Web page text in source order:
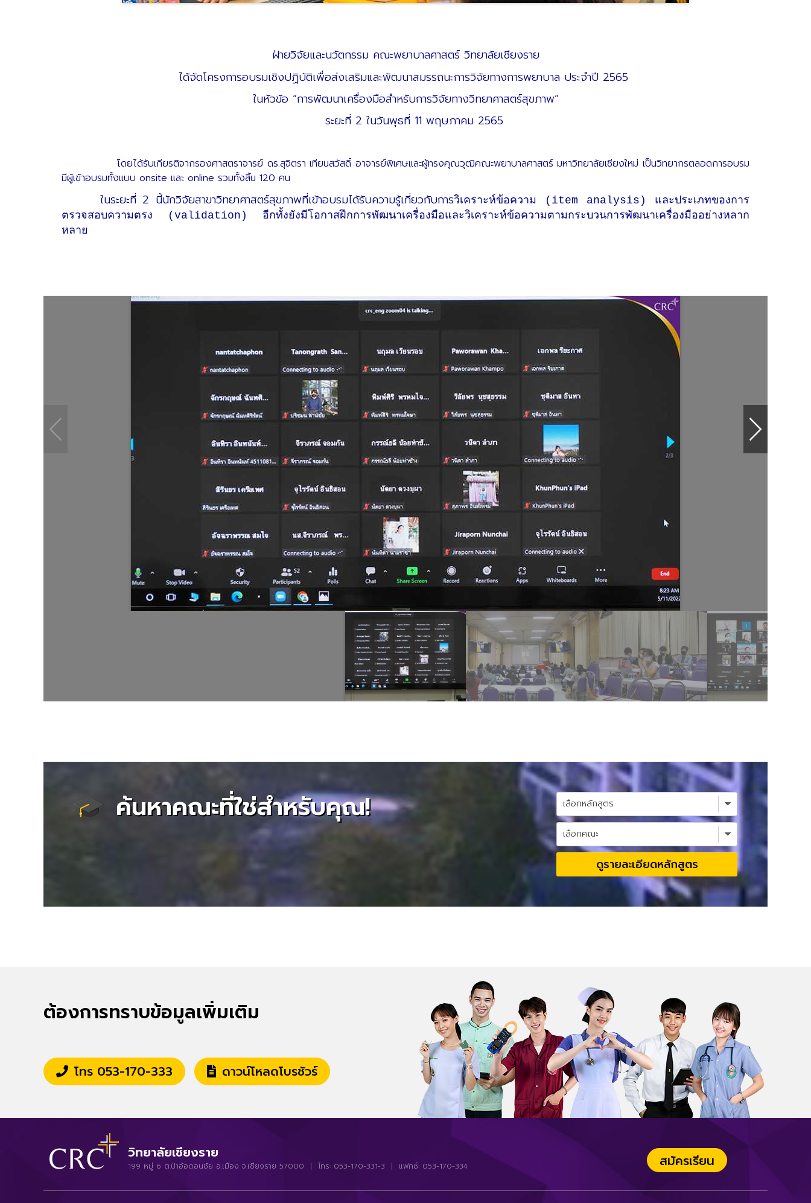
ฝ่ายวิจัยและนวัตกรรม คณะพยาบาลศาสตร์ วิทยาลัยเชียงราย
ได้จัดโครงการอบรมเชิงปฏิบัติเพื่อส่งเสริมและพัฒนาสมรรถนะการวิจัยทางการพยาบาล ประจำปี 2565
ในหัวข้อ “การพัฒนาเครื่องมือสำหรับการวิจัยทางวิทยาศาสตร์สุขภาพ”
ระยะที่ 2 ในวันพุธที่ 11 พฤษภาคม 2565
โดยได้รับเกียรติจากรองศาสตราจารย์ ดร.สุจิตรา เทียนสวัสดิ์ อาจารย์พิเศษและผู้ทรงคุณวุฒิคณะพยาบาลศาสตร์ มหาวิทยาลัยเชียงใหม่ เป็นวิทยากรตลอดการอบรม
มีผู้เข้าอบรมทั้งแบบ onsite และ online รวมทั้งสิ้น 120 คน
ในระยะที่ 2 นี้นักวิจัยสาขาวิทยาศาสตร์สุขภาพที่เข้าอบรมได้รับความรู้เกี่ยวกับการวิเคราะห์ข้อความ (item analysis) และประเภทของการ
ตรวจสอบความตรง (validation) อีกทั้งยังมีโอกาสฝึกการพัฒนาเครื่องมือและวิเคราะห์ข้อความตามกระบวนการพัฒนาเครื่องมืออย่างหลาก
หลาย
ค้นหาคณะที่ใช่สำหรับคุณ!
ดูรายละเอียดหลักสูตร
ต้องการทราบข้อมูลเพิ่มเติม
โทร 053-170-333 ดาวน์โหลดโบรชัวร์
วิทยาลัยเชียงราย
199 หมู่ 6 ต.ป่าอ้อดอนชัย อ.เมือง จ.เชียงราย 57000 | โทร: 053-170-331-3 | แฟกซ์: 053-170-334 สมัครเรียน